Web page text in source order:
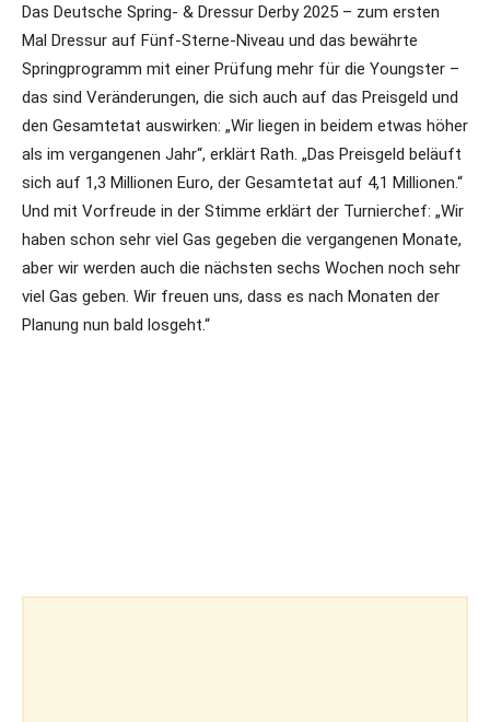
Das Deutsche Spring- & Dressur Derby 2025 – zum ersten
Mal Dressur auf Fünf-Sterne-Niveau und das bewährte
Springprogramm mit einer Prüfung mehr für die Youngster –
das sind Veränderungen, die sich auch auf das Preisgeld und
den Gesamtetat auswirken: „Wir liegen in beidem etwas höher
als im vergangenen Jahr“, erklärt Rath. „Das Preisgeld beläuft
sich auf 1,3 Millionen Euro, der Gesamtetat auf 4,1 Millionen.“
Und mit Vorfreude in der Stimme erklärt der Turnierchef: „Wir
haben schon sehr viel Gas gegeben die vergangenen Monate,
aber wir werden auch die nächsten sechs Wochen noch sehr
viel Gas geben. Wir freuen uns, dass es nach Monaten der
Planung nun bald losgeht.“